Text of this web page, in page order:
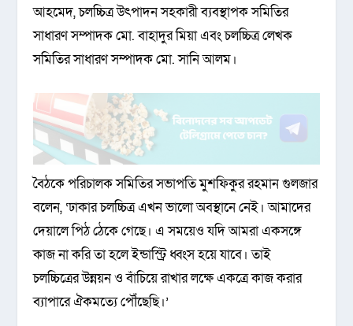
আহমেদ, চলচ্চিত্র উৎপাদন সহকারী ব্যবস্থাপক সমিতির
সাধারণ সম্পাদক মো. বাহাদুর মিয়া এবং চলচ্চিত্র লেখক
সমিতির সাধারণ সম্পাদক মো. সানি আলম।
বৈঠকে পরিচালক সমিতির সভাপতি মুশফিকুর রহমান গুলজার
বলেন, ‘ঢাকার চলচ্চিত্র এখন ভালো অবস্থানে নেই। আমাদের
দেয়ালে পিঠ ঠেকে গেছে। এ সময়েও যদি আমরা একসঙ্গে
কাজ না করি তা হলে ইন্ডাস্ট্রি ধ্বংস হয়ে যাবে। তাই
চলচ্চিত্রের উন্নয়ন ও বাঁচিয়ে রাখার লক্ষে একত্রে কাজ করার
ব্যাপারে ঐকমত্যে পৌঁছেছি।’